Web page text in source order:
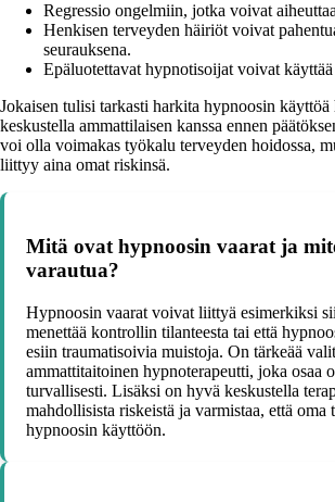
Regressio ongelmiin, jotka voivat
Henkisen terveyden häiriöt voivat
seurauksena.
Epäluotettavat hypnotisoijat voivat
Jokaisen tulisi tarkasti harkita hypnoosin
keskustella ammattilaisen kanssa ennen
voi olla voimakas työkalu terveyden hoidossa,
liittyy aina omat riskinsä.
Mitä ovat hypnoosin vaarat ja
varautua?
Hypnoosin vaarat voivat liittyä esimerkiksi
menettää kontrollin tilanteesta tai että
esiin traumatisoivia muistoja. On tärkeää
ammattitaitoinen hypnoterapeutti, joka osaa
turvallisesti. Lisäksi on hyvä keskustella
mahdollisista riskeistä ja varmistaa, että oma
hypnoosin käyttöön.